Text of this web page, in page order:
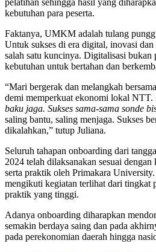
kebutuhan para peserta.
Faktanya, UMKM adalah tulang
Untuk sukses di era digital, inovasi
salah satu kuncinya. Digitalisasi bukan
kebutuhan untuk bertahan dan
“Mari bergerak dan melangkah
demi memperkuat ekonomi lokal NTT.
baku jaga. Sukses sama-sama sonde
saling bantu, saling menjaga. Sukses
dikalahkan,” tutup Juliana.
Seluruh tahapan onboarding dari
2024 telah dilaksanakan sesuai
serta praktik oleh Primakara
mengikuti kegiatan terlihat dari tingkat
praktik yang tinggi.
Adanya onboarding diharapkan
semakin berdaya saing dan pada
pada perekonomian daerah hingga